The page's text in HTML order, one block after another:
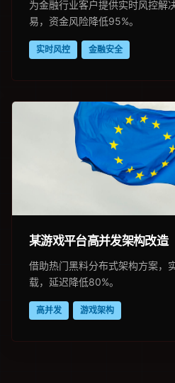
为金融行业客户提供实时风控解
易，资金风险降低95%。
实时风控 金融安全
某游戏平台高并发架构改造
借助热门黑料分布式架构方案，
载，延迟降低80%。
高并发 游戏架构